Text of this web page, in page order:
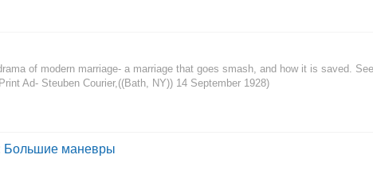
of modern marriage- a marriage that goes smash, and how it is saved.
Ad- Steuben Courier,((Bath, NY)) 14 September 1928)
Большие маневры